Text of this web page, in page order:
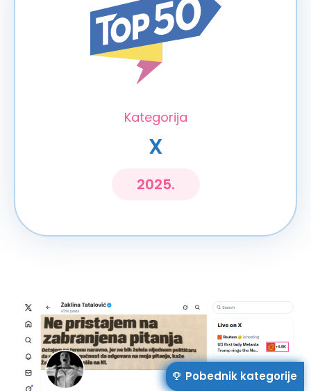
Kategorija
X
2025.
Pobednik kategorije